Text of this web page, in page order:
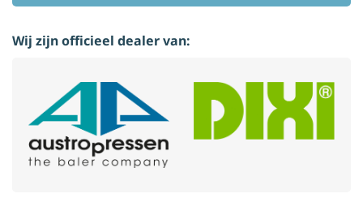
Wij zijn officieel dealer van: